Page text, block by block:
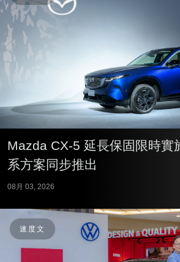
Mazda CX-5 延長保固限時實
系方案同步推出
08月 03, 2026
速度文